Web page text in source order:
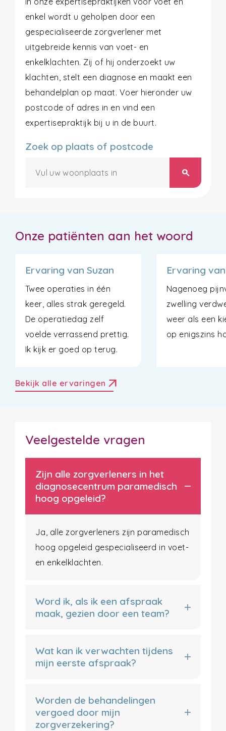
enkel wordt u geholpen door een
gespecialiseerde zorgverlener met
uitgebreide kennis van voet- en
enkelklachten. Zij of hij onderzoekt uw
klachten, stelt een diagnose en maakt een
behandelplan op maat. Voer hieronder uw
postcode of adres in en vind een
expertisepraktijk bij u in de buurt.
Zoek op plaats of postcode
search
Onze patiënten aan het woord
Ervaring van Suzan
Twee operaties in één
keer, alles strak geregeld.
De operatiedag zelf
voelde verrassend prettig.
Ik kijk er goed op terug.
Ervaring
Nagenoeg
zwelling
weer als een
op enigszins
Bekijk alle ervaringen arrow_outward
Veelgestelde vragen
Zijn alle zorgverleners in het
diagnosecentrum paramedisch
hoog opgeleid?
Ja, alle zorgverleners zijn paramedisch
hoog opgeleid gespecialiseerd in voet-
en enkelklachten.
Word ik, als ik een afspraak
maak, gezien door een team?
Wat kan ik verwachten tijdens
mijn eerste afspraak?
Worden de behandelingen
vergoed door mijn
zorgverzekering?